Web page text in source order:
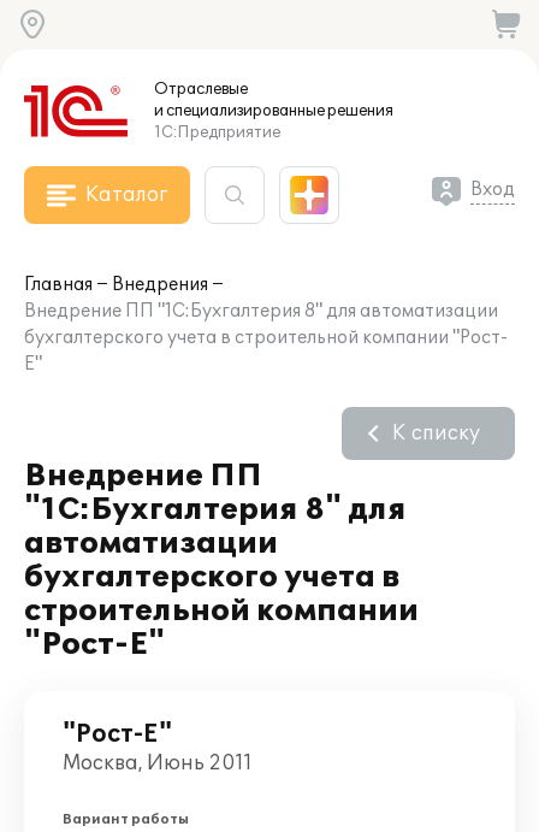
Отраслевые
и специализированныерешения
1С:Предприятие
Каталог Вход
Главная
Внедрения
Внедрение ПП "1С:Бухгалтерия 8" для автоматизации
бухгалтерского учета в строительной компании "Рост-
Е"
Внедрение ПП
"1С:Бухгалтерия 8" для
автоматизации
бухгалтерского учета в
строительной компании
"Рост-Е"
К списку
"Рост-Е"
Москва, Июнь 2011
Вариант работы